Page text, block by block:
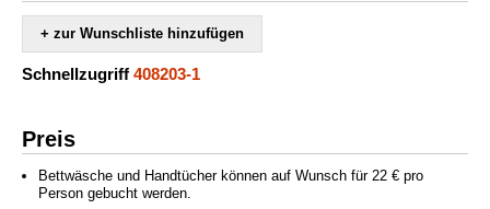
+ zur Wunschliste hinzufügen
Schnellzugriff 408203-1
Preis
Bettwäsche und Handtücher können auf Wunsch für 22 € pro
Person gebucht werden.